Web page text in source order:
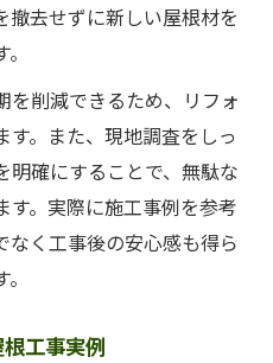
撤去せずに新しい屋根材を
を削減できるため、リフォ
。また、現地調査をしっ
明確にすることで、無駄な
。実際に施工事例を参考
なく工事後の安心感も得ら
工事実例